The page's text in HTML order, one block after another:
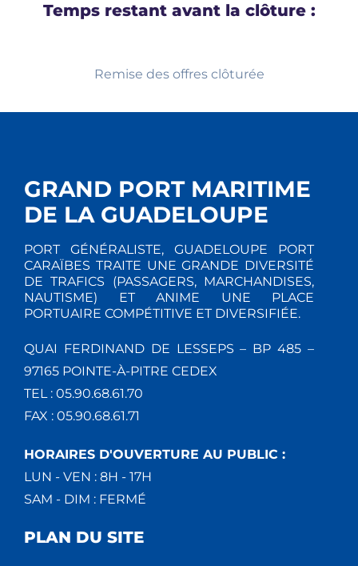
Temps restant avant la clôture :
Remise des offres clôturée
GRAND PORT MARITIME
DE LA GUADELOUPE
PORT GÉNÉRALISTE, GUADELOUPE PORT
CARAÏBES TRAITE UNE GRANDE DIVERSITÉ
DE TRAFICS (PASSAGERS, MARCHANDISES,
NAUTISME) ET ANIME UNE PLACE
PORTUAIRE COMPÉTITIVE ET DIVERSIFIÉE.
QUAI FERDINAND DE LESSEPS – BP 485 –
97165 POINTE-À-PITRE CEDEX
TEL : 05.90.68.61.70
FAX : 05.90.68.61.71
HORAIRES D'OUVERTURE AU PUBLIC :
LUN - VEN : 8H - 17H
SAM - DIM : FERMÉ
PLAN DU SITE